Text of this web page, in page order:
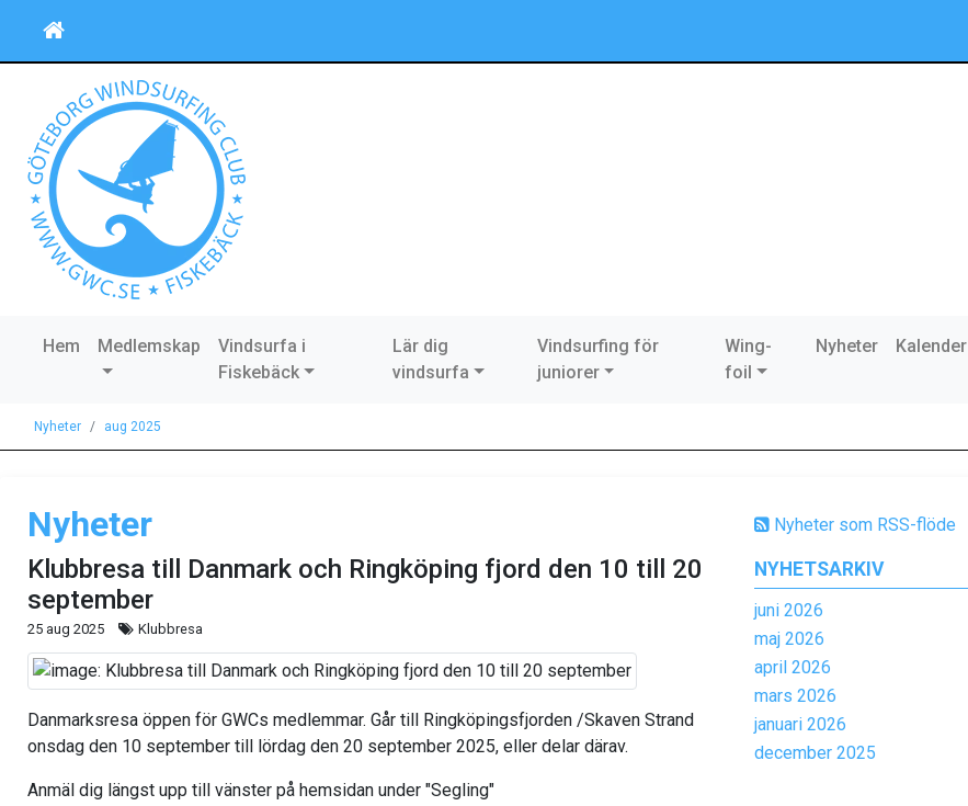
Hem Medlemskap
Vindsurfa i
Fiskebäck
Lär dig
vindsurfa
Vindsurfing för
juniorer
Wing-
foil
Nyheter Kalender
Nyheter aug 2025
Nyheter som RSS-flöde
NYHETSARKIV
juni 2026
maj 2026
april 2026
mars 2026
januari 2026
december 2025
Nyheter
Klubbresa till Danmark och Ringköping fjord den 10 till 20
september
25 aug 2025 Klubbresa
Danmarksresa öppen för GWCs medlemmar. Går till Ringköpingsfjorden /Skaven Strand
onsdag den 10 september till lördag den 20 september 2025, eller delar därav.
Anmäl dig längst upp till vänster på hemsidan under "Segling"